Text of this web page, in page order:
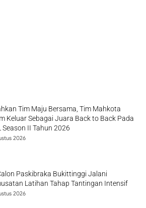
Tim Maju Bersama, Tim Mahkota
Keluar Sebagai Juara Back to Back Pada
Season II Tahun 2026
2026
Paskibraka Bukittinggi Jalani
Latihan Tahap Tantingan Intensif
2026